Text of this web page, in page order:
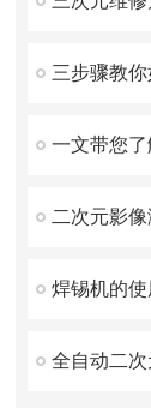
三步骤教
一文带您
焊锡机的
全自动二